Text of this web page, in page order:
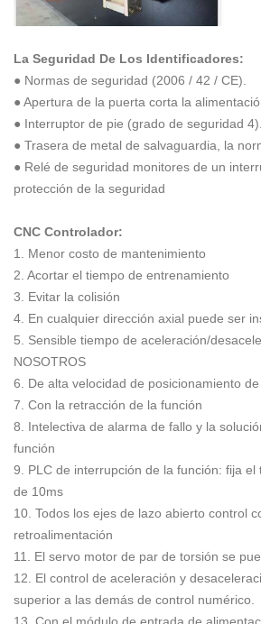
La Seguridad De Los Identificadores:
● Normas de seguridad (2006 / 42 / CE).
● Apertura de la puerta corta la
● Interruptor de pie (grado de seguridad 4).
● Trasera de metal de salvaguardia, la
● Relé de seguridad monitores de un
protección de la seguridad
CNC Controlador:
1. Menor costo de mantenimiento
2. Acortar el tiempo de entrenamiento
3. Evitar la colisión
4. En cualquier dirección axial puede ser
5. Sensible tiempo de aceleración/
NOSOTROS
6. De alta velocidad de posicionamiento
7. Con la retracción de la función
8. Intelectiva de alarma de fallo y la
función
9. PLC de interrupción de la función: fija el
de 10ms
10. Todos los ejes de lazo abierto control
retroalimentación
11. El servo motor de par de torsión se
12. El control de aceleración y
superior a las demás de control numérico.